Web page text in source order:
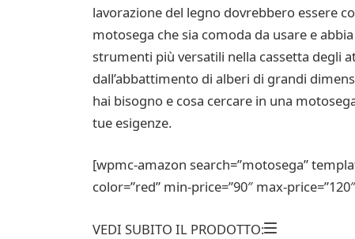
lavorazione del legno dovrebbero essere
motosega che sia comoda da usare e
strumenti più versatili nella cassetta degli
dall’abbattimento di alberi di grandi
hai bisogno e cosa cercare in una
tue esigenze.
[wpmc-amazon search=”motosega”
color=”red” min-price=”90″ max-
VEDI SUBITO IL PRODOTTO: